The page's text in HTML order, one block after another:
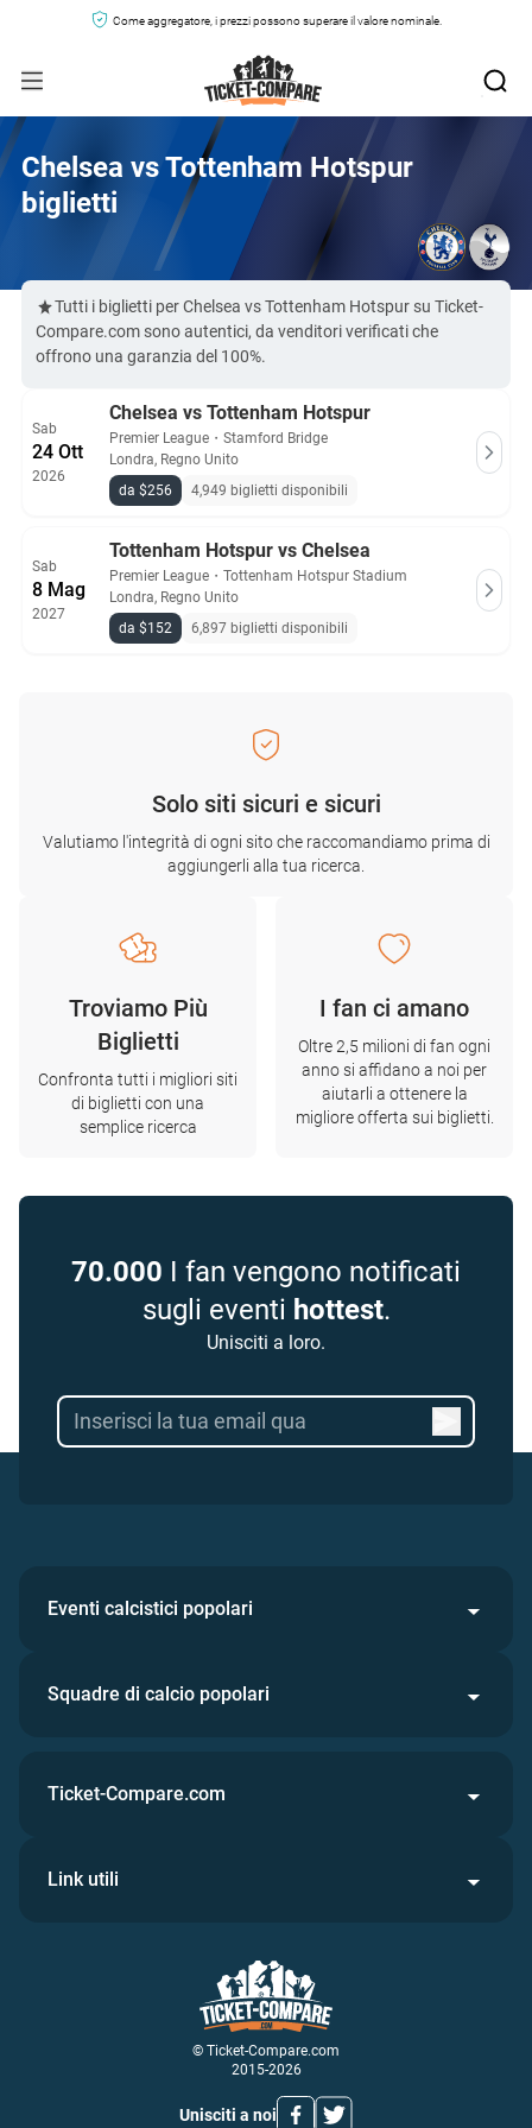
Come aggregatore, i prezzi possono superare il valore nominale.
Chelsea vs Tottenham Hotspur
biglietti
Tutti i biglietti per Chelsea vs Tottenham Hotspur su Ticket-
Compare.com sono autentici, da venditori verificati che
offrono una garanzia del 100%.
Sab
24 Ott
2026
Chelsea vs Tottenham Hotspur
Premier League ・ Stamford Bridge
Londra, Regno Unito
da $256
4,949 biglietti disponibili
Sab
8 Mag
2027
Tottenham Hotspur vs Chelsea
Premier League ・ Tottenham Hotspur Stadium
Londra, Regno Unito
da $152
6,897 biglietti disponibili
Solo siti sicuri e sicuri
Valutiamo l'integrità di ogni sito che raccomandiamo prima di
aggiungerli alla tua ricerca.
Troviamo Più
Biglietti
Confronta tutti i migliori siti
di biglietti con una
semplice ricerca
I fan ci amano
Oltre 2,5 milioni di fan ogni
anno si affidano a noi per
aiutarli a ottenere la
migliore offerta sui biglietti.
70.000 I fan vengono notificati
sugli eventi hottest.
Unisciti a loro.
Eventi calcistici popolari
Squadre di calcio popolari
© Ticket-Compare.com
2015-2026
Unisciti a noi
Ticket-Compare.com
Link utili